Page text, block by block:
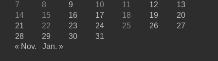
7
8 9 10 11 12
13
14
15 16 17 18 19
20
21
22 23 24 25 26
27
28
29 30
31
« Nov.
Jan. »